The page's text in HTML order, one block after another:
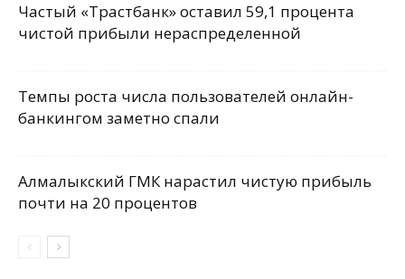
Частый «Трастбанк» оставил 59,1 процента
чистой прибыли нераспределенной
Темпы роста числа пользователей онлайн-
банкингом заметно спали
Алмалыкский ГМК нарастил чистую прибыль
почти на 20 процентов